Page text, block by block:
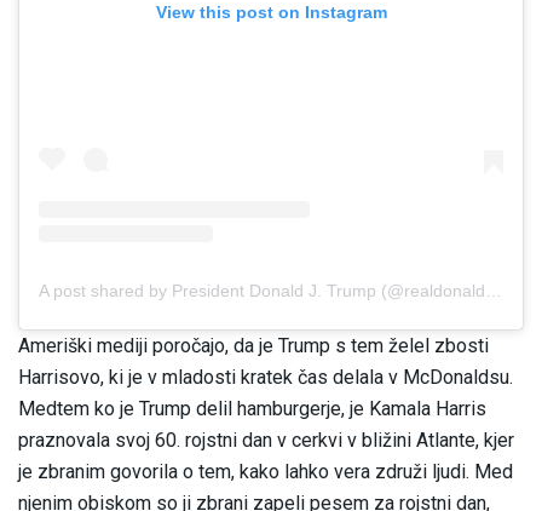
View this post on Instagram
A post shared by President Donald J. Trump (@realdonaldtrump)
Ameriški mediji poročajo, da je Trump s tem želel zbosti
Harrisovo, ki je v mladosti kratek čas delala v McDonaldsu.
Medtem ko je Trump delil hamburgerje, je Kamala Harris
praznovala svoj 60. rojstni dan v cerkvi v bližini Atlante, kjer
je zbranim govorila o tem, kako lahko vera združi ljudi. Med
njenim obiskom so ji zbrani zapeli pesem za rojstni dan,